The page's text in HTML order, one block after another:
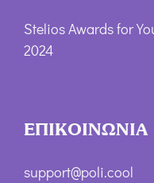
Stelios Awards for
2024
ΕΠΙΚΟΙΝΩΝΙΑ
support@poli.cool